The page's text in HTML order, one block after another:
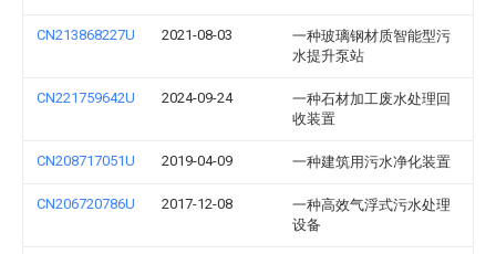
CN213868227U 2021-08-03
一种玻璃钢材质智能型污
水提升泵站
CN221759642U 2024-09-24
一种石材加工废水处理回
收装置
CN208717051U 2019-04-09 一种建筑用污水净化装置
CN206720786U 2017-12-08
一种高效气浮式污水处理
设备